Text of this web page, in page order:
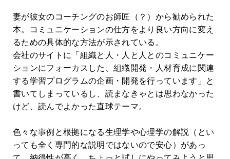
妻が彼女のコーチングのお師匠（？）から勧められた
本。コミュニケーションの仕方をより良い方向に変え
るための具体的な方法が示されている。
会社のサイトに「組織と人・人と人とのコミュニケー
ションにフォーカスした、組織開発・人材育成に関連
する学習プログラムの企画・開発を行っています」と
書いてしまっているし、読まなきゃとは思わなかった
けど、読んでよかった直球テーマ。
色々な事例と根拠になる生理学や心理学の解説（とい
っても全く専門的な説明ではないので安心）があっ